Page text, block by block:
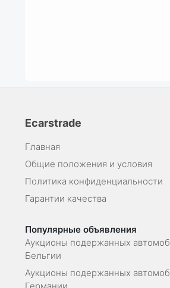
Ecarstrade
Главная
Общие положения и условия
Политика конфиденциальности
Гарантии качества
Популярные объявления
Аукционы подержанных
Бельгии
Аукционы подержанных